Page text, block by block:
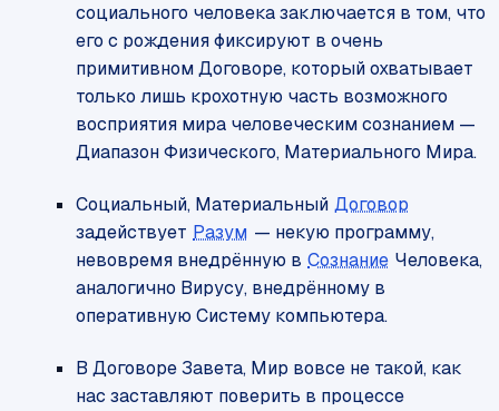
социального человека заключается в том, что
его с рождения фиксируют в очень
примитивном Договоре, который охватывает
только лишь крохотную часть возможного
восприятия мира человеческим сознанием —
Диапазон Физического, Материального Мира.
Социальный, Материальный Договор
задействует Разум — некую программу,
невовремя внедрённую в Сознание Человека,
аналогично Вирусу, внедрённому в
оперативную Систему компьютера.
В Договоре Завета, Мир вовсе не такой, как
нас заставляют поверить в процессе